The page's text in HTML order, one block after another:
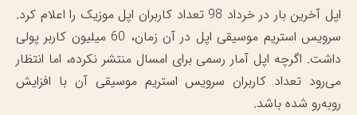
اپل آخرین بار در خرداد 98 تعداد کاربران اپل موزیک را اعلام کرد.
سرویس استریم موسیقی اپل در آن زمان، 60 میلیون کاربر پولی
داشت. اگرچه اپل آمار رسمی برای امسال منتشر نکرده، اما انتظار
می‌رود تعداد کاربران سرویس استریم موسیقی آن با افزایش
روبه‌رو شده باشد.